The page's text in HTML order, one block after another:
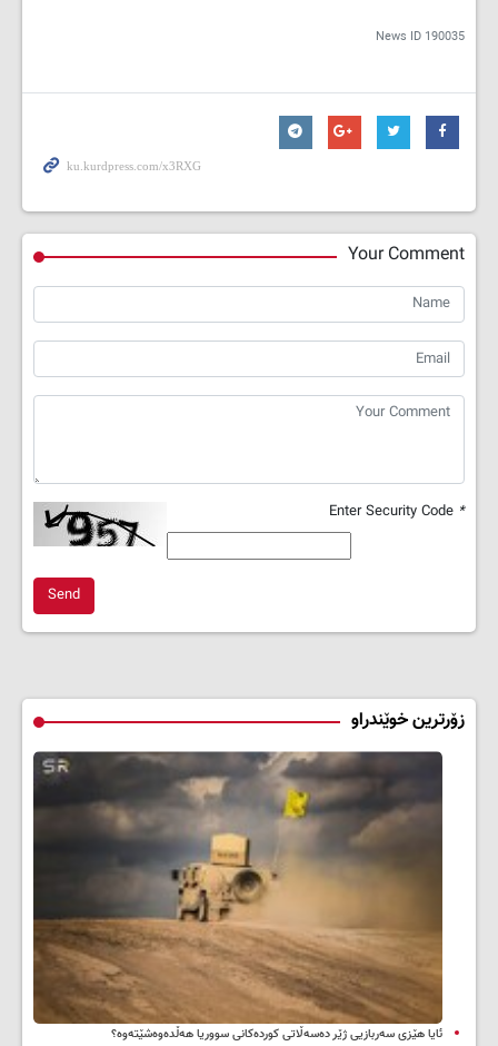
News ID 190035
Your Comment
*
Send
زۆرترین خوێندراو
ئایا هێزی سەربازیی ژێر دەسەڵاتی کوردەکانی سووریا هەڵدەوەشێتەوە؟